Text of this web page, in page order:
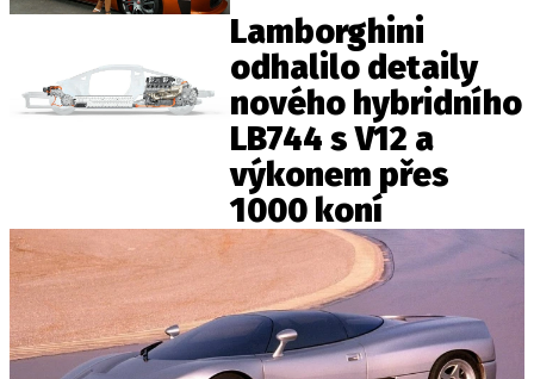
RALLY
OSTATNÍ
TISKOVKY
ROZHOVORY
DAKAR
Z DOMOVA
ZE SVĚTA
MOTORSPORT
Lamborghini
odhalilo detaily
nového hybridního
LB744 s V12 a
výkonem přes
1000 koní